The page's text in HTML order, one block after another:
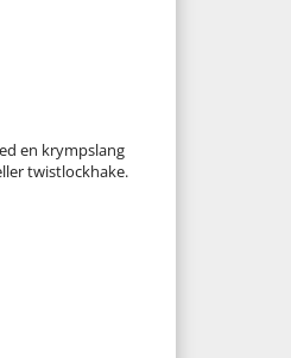
en krympslang
twistlockhake.